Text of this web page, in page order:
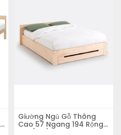
Giường Ngủ Gỗ Thông
Cao 57 Ngang 194 Rộng
156 (cm)